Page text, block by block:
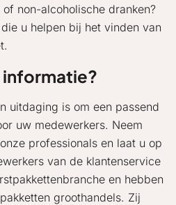
non-alcoholische dranken?
u helpen bij het vinden van
informatie?
uitdaging is om een passend
uw medewerkers. Neem
professionals en laat u op
van de klantenservice
en hebben
groothandels. Zij